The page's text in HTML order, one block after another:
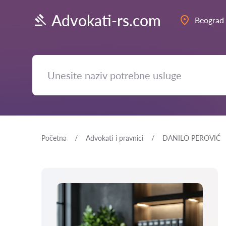
Advokati-rs.com Beograd
Početna Advokati i pravnici DANILO PEROVIĆ